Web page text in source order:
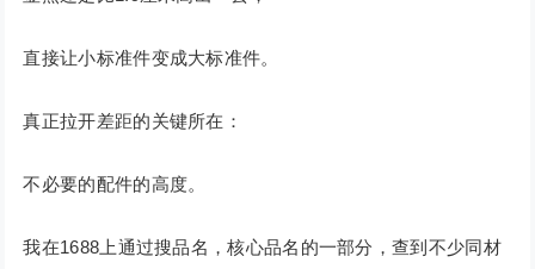
直接让小标准件变成大标准件。
真正拉开差距的关键所在：
不必要的配件的高度。
我在1688上通过搜品名，核心品名的一部分，查到不少同材